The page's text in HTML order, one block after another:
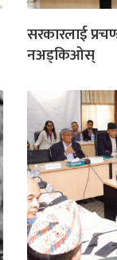
सरकारलाई
नअड्किओस्